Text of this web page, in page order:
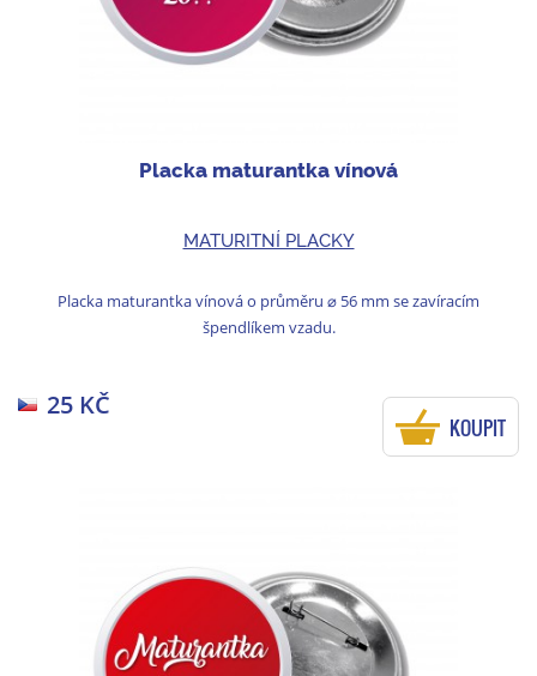
Placka maturantka vínová
MATURITNÍ PLACKY
Placka maturantka vínová o průměru ⌀ 56 mm se zavíracím
špendlíkem vzadu.
25 KČ
KOUPIT